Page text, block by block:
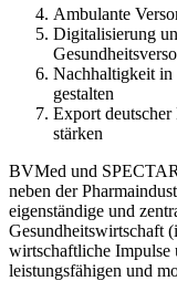
Ambulante
Digitalisierung
Nachhaltigkeit
gestalten
Export
stärken
BVMed und
neben der
eigenständige und
Gesundheitswirtschaft
wirtschaftliche Impulse
leistungsfähigen und